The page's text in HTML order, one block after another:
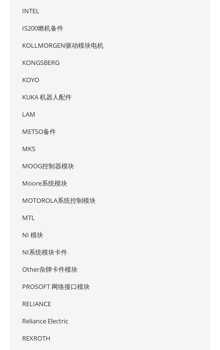
INTEL
IS200燃机备件
KOLLMORGEN驱动模块电机
KONGSBERG
KOYO
KUKA 机器人配件
LAM
METSO备件
MKS
MOOG控制器模块
Moore系统模块
MOTOROLA系统控制模块
MTL
NI 模块
NI系统模块卡件
Other杂牌卡件模块
PROSOFT 网络接口模块
RELIANCE
Reliance Electric
REXROTH